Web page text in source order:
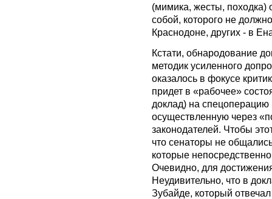
(мимика, жесты, походка)
собой, которого не
Краснодоне, других - в
Кстати, обнародование
методик усиленного
оказалось в фокусе
придет в «рабочее»
доклад) на спецоперацию
осуществленную через
законодателей. Чтобы
что сенаторы не
которые
Очевидно, для
Неудивительно, что в
Зубайде, который